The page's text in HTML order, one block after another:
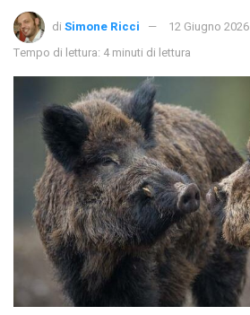
di Simone Ricci
12 Giugno 2026
Tempo di lettura: 4 minuti di lettura